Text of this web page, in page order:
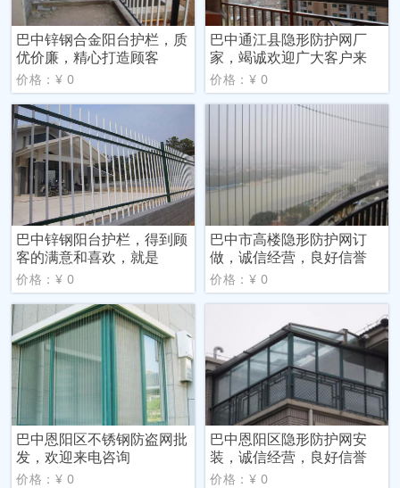
巴中锌钢合金阳台护栏，质
优价廉，精心打造顾客
价格：¥ 0
巴中通江县隐形防护网厂
家，竭诚欢迎广大客户来
价格：¥ 0
巴中锌钢阳台护栏，得到顾
客的满意和喜欢，就是
价格：¥ 0
巴中市高楼隐形防护网订
做，诚信经营，良好信誉
价格：¥ 0
巴中恩阳区不锈钢防盗网批
发，欢迎来电咨询
价格：¥ 0
巴中恩阳区隐形防护网安
装，诚信经营，良好信誉
价格：¥ 0